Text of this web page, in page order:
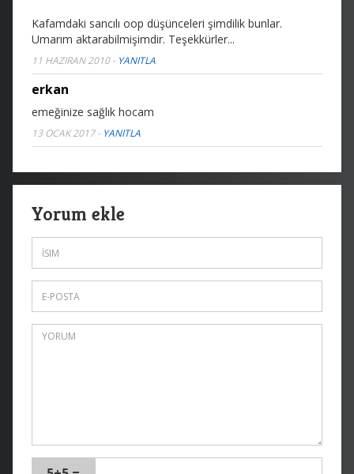
Kafamdaki sancılı oop düşünceleri şimdilik bunlar.
Umarım aktarabilmişimdir. Teşekkürler...
11 HAZIRAN 2010- YANITLA
erkan
emeğinize sağlık hocam
13 OCAK 2017- YANITLA
Yorum ekle